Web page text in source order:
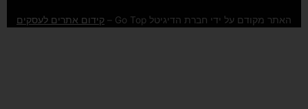
o
o
g
r
b
e
האתר מקודם על ידי חברת הדיגיטל Go Top – קידום אתרים לעסקים